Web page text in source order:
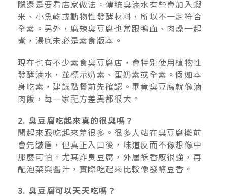
際還是要看店家做法。傳統臭滷水有些會加入蝦
米、小魚乾或動物性發酵材料，所以不一定符合
全素。另外，麻辣臭豆腐也常跟鴨血、肉燥一起
煮，湯底未必是素食版本。
現在也有不少素食臭豆腐店，會特別使用植物性
發酵滷水，並標示奶素、蛋奶素或全素。假如本
身吃素，建議點餐前先確認。畢竟臭豆腐就像滷
肉飯，每一家配方差異都很大。
2. 臭豆腐吃起來真的很臭嗎？
聞起來跟吃起來差很多。很多人站在臭豆腐攤前
會先皺眉，但真正入口後，味道反而不像想像中
那麼可怕。尤其炸臭豆腐，外層酥香感很強，再
配泡菜與醬汁，實際吃起來比較像發酵豆香。
3. 臭豆腐可以天天吃嗎？